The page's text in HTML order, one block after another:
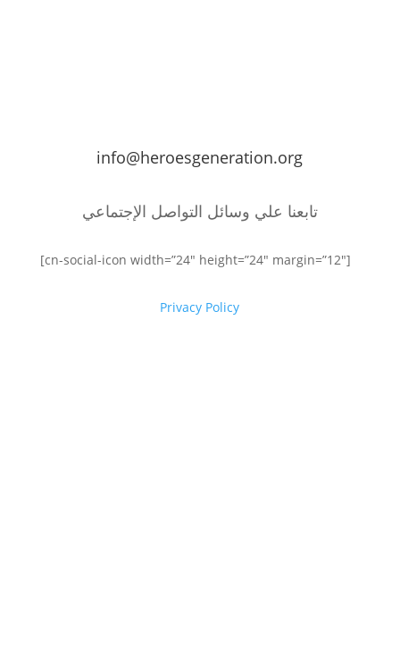
info@heroesgeneration.org
تابعنا علي وسائل التواصل الإجتماعي
[cn-social-icon width=”24″ height=”24″ margin=”12″]
Privacy Policy